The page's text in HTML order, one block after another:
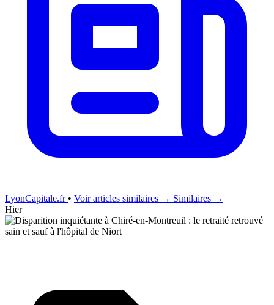
LyonCapitale.fr • Voir articles similaires → Similaires →
Hier